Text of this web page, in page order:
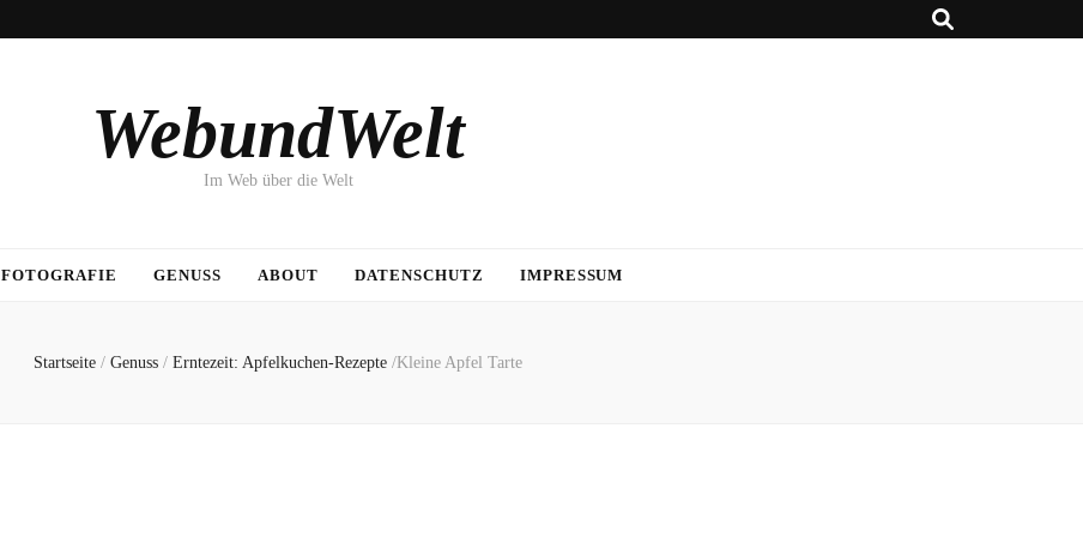
WebundWelt
Im Web über die Welt
FOTOGRAFIE GENUSS ABOUT DATENSCHUTZ IMPRESSUM
Startseite / Genuss / Erntezeit: Apfelkuchen-Rezepte /Kleine Apfel Tarte